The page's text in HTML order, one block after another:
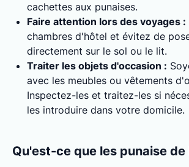
cachettes aux punaises.
Faire attention lors des voyages :
chambres d'hôtel et évitez de
directement sur le sol ou le lit.
Traiter les objets d'occasion :
avec les meubles ou vêtements
Inspectez-les et traitez-les si
les introduire dans votre domicile.
Qu'est-ce que les punaise